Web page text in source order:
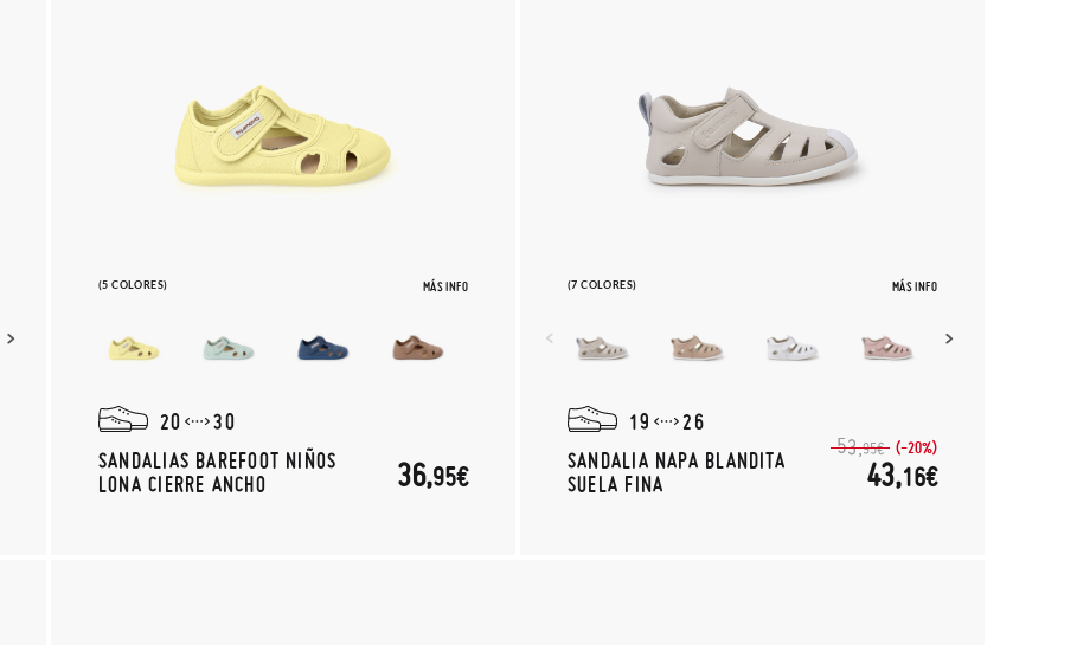
(5 COLORES) MÁS INFO
20
30
SANDALIAS BAREFOOT NIÑOS
LONA CIERRE ANCHO
36,95€
(7 COLORES) MÁS INFO
19
26
SANDALIA NAPA BLANDITA
SUELA FINA
53,95€ (-20%)
43,16€